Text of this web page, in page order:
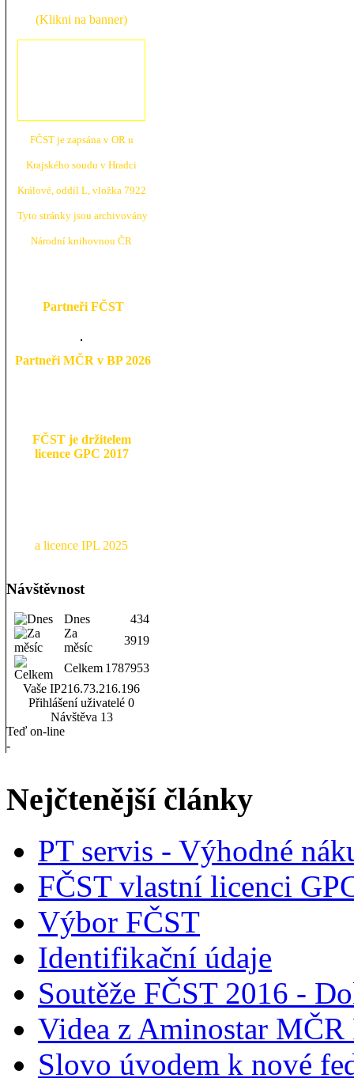
(Klikni na banner)
FČST je zapsána v OR u
Krajského soudu v Hradci
Králové, oddíl L, vložka 7922
Tyto stránky jsou archivovány
Národní knihovnou ČR
Partneři FČST
Partneři MČR v BP 2026
FČST je držitelem
licence GPC 2017
a licence IPL 2025
Návštěvnost
Dnes
434
Za
měsíc
3919
Celkem 1787953
Vaše IP216.73.216.196
Přihlášení uživatelé 0
Návštěva 13
Teď on-line
-
Nejčtenější články
PT servis - Výhodné
FČST vlastní licenci
Výbor FČST
Identifikační údaje
Soutěže FČST 2016 -
Videa z Aminostar MČR
Slovo úvodem k nové